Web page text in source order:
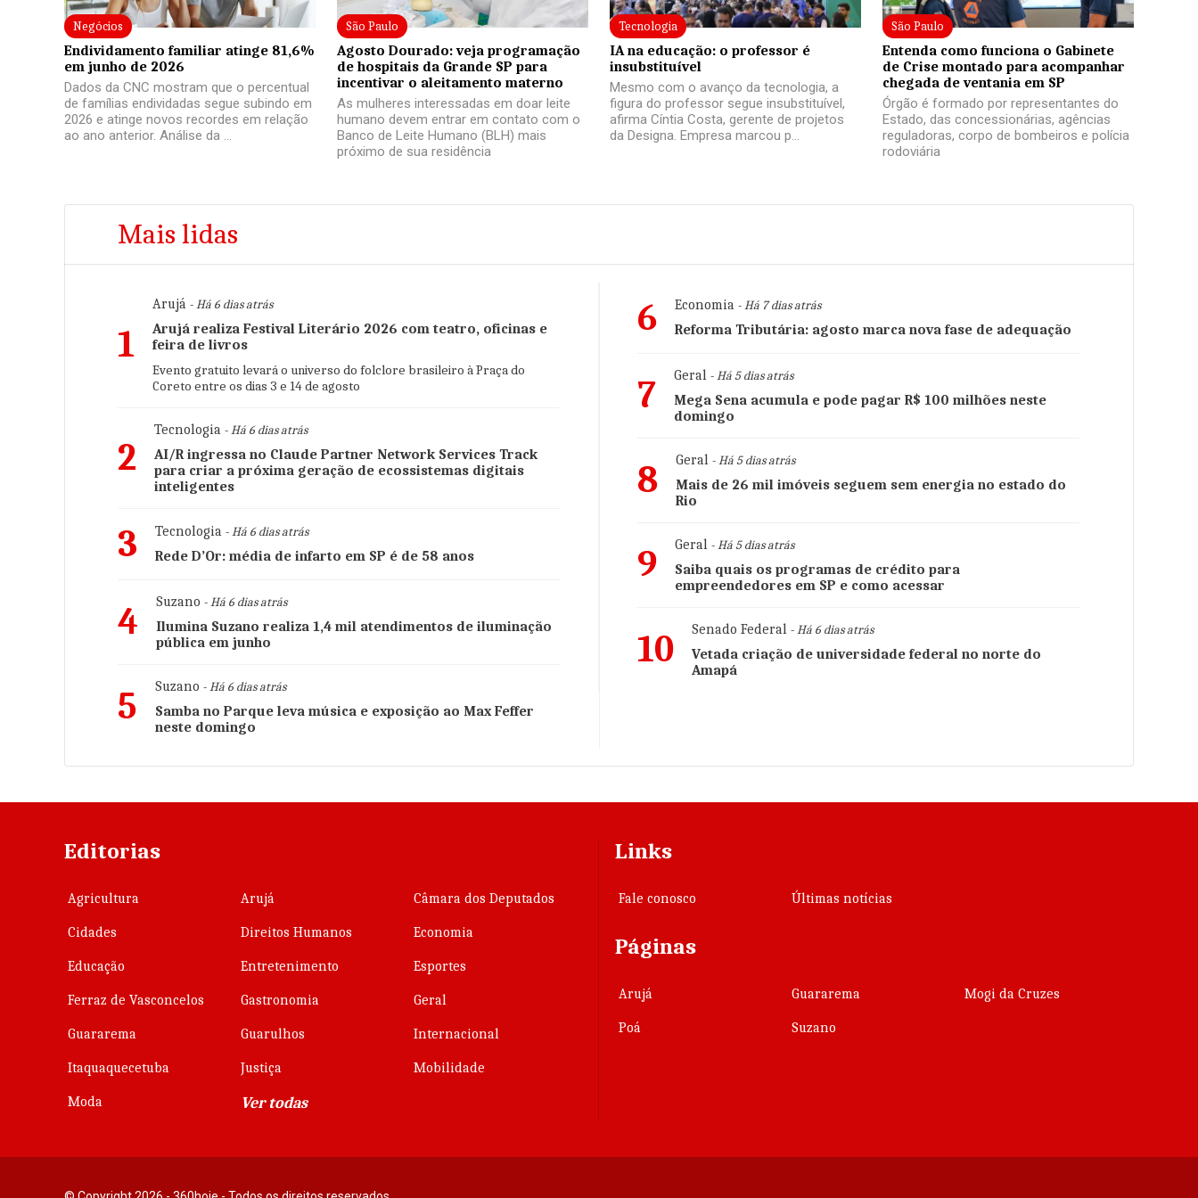
Negócios
Endividamento familiar atinge 81,6%
em junho de 2026
Dados da CNC mostram que o percentual
de famílias endividadas segue subindo em
2026 e atinge novos recordes em relação
ao ano anterior. Análise da ...
São Paulo
Agosto Dourado: veja programação
de hospitais da Grande SP para
incentivar o aleitamento materno
As mulheres interessadas em doar leite
humano devem entrar em contato com o
Banco de Leite Humano (BLH) mais
próximo de sua residência
Tecnologia
IA na educação: o professor é
insubstituível
Mesmo com o avanço da tecnologia, a
figura do professor segue insubstituível,
afirma Cíntia Costa, gerente de projetos
da Designa. Empresa marcou p...
São Paulo
Entenda como funciona o Gabinete
de Crise montado para acompanhar
chegada de ventania em SP
Órgão é formado por representantes do
Estado, das concessionárias, agências
reguladoras, corpo de bombeiros e polícia
rodoviária
Mais lidas
1
Arujá - Há 6 dias atrás
Arujá realiza Festival Literário 2026 com teatro, oficinas e
feira de livros
Evento gratuito levará o universo do folclore brasileiro à Praça do
Coreto entre os dias 3 e 14 de agosto
2
Tecnologia - Há 6 dias atrás
AI/R ingressa no Claude Partner Network Services Track
para criar a próxima geração de ecossistemas digitais
inteligentes
3 Tecnologia - Há 6 dias atrás
Rede D’Or: média de infarto em SP é de 58 anos
4 Suzano - Há 6 dias atrás
Ilumina Suzano realiza 1,4 mil atendimentos de iluminação
pública em junho
5 Suzano - Há 6 dias atrás
Samba no Parque leva música e exposição ao Max Feffer
neste domingo
6 Economia - Há 7 dias atrás
Reforma Tributária: agosto marca nova fase de adequação
7 Geral - Há 5 dias atrás
Mega Sena acumula e pode pagar R$ 100 milhões neste
domingo
8 Geral - Há 5 dias atrás
Mais de 26 mil imóveis seguem sem energia no estado do
Rio
9 Geral - Há 5 dias atrás
Saiba quais os programas de crédito para
empreendedores em SP e como acessar
10 Senado Federal - Há 6 dias atrás
Vetada criação de universidade federal no norte do
Amapá
Editorias
Agricultura Arujá Câmara dos Deputados
Cidades Direitos Humanos Economia
Educação Entretenimento Esportes
Ferraz de Vasconcelos Gastronomia Geral
Guararema Guarulhos Internacional
Itaquaquecetuba Justiça Mobilidade
Moda Ver todas
Links
Fale conosco Últimas notícias
Páginas
Arujá Guararema Mogi da Cruzes
Poá Suzano